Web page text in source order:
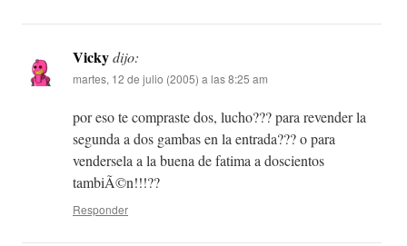
Vickydijo:
martes, 12 de julio (2005) a las 8:25 am
por eso te compraste dos, lucho??? para revender la
segunda a dos gambas en la entrada??? o para
vendersela a la buena de fatima a doscientos
tambiÃ©n!!!??
Responder